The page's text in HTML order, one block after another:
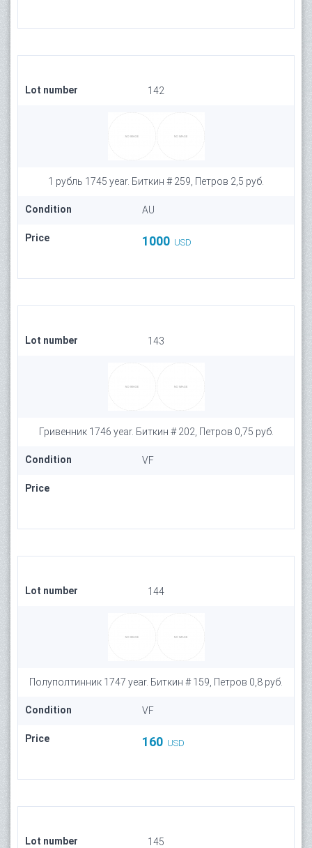
Lot number 142
1 рубль 1745 year. Биткин # 259, Петров 2,5 руб.
Condition AU
Price 1000 USD
Lot number 143
Гривенник 1746 year. Биткин # 202, Петров 0,75 руб.
Condition VF
Price
Lot number 144
Полуполтинник 1747 year. Биткин # 159, Петров 0,8 руб.
Condition VF
Price 160 USD
Lot number 145